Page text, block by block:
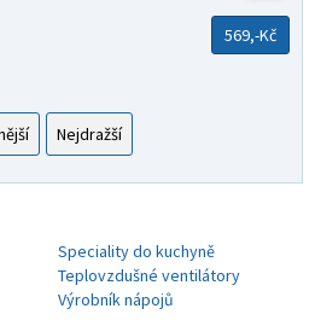
569,-Kč
Nejdražší
Speciality do kuchyně
Teplovzdušné ventilátory
Výrobník nápojů